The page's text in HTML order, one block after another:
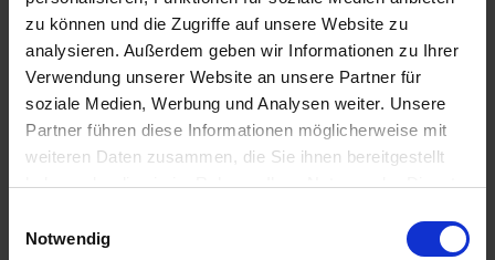
zu können und die Zugriffe auf unsere Website zu
analysieren. Außerdem geben wir Informationen zu Ihrer
Verwendung unserer Website an unsere Partner für
soziale Medien, Werbung und Analysen weiter. Unsere
Partner führen diese Informationen möglicherweise mit
weiteren Daten zusammen, die Sie ihnen bereitgestellt
haben oder die sie im Rahmen Ihrer Nutzung der Dienste
Notwendig
Ähnliche Produkte